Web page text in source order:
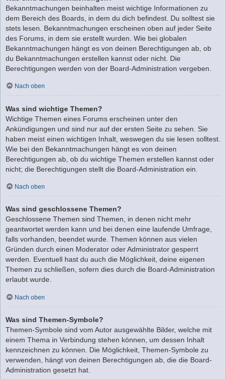
Bekanntmachungen beinhalten meist wichtige Informationen zu
dem Bereich des Boards, in dem du dich befindest. Du solltest sie
stets lesen. Bekanntmachungen erscheinen oben auf jeder Seite
des Forums, in dem sie erstellt wurden. Wie bei globalen
Bekanntmachungen hängt es von deinen Berechtigungen ab, ob
du Bekanntmachungen erstellen kannst oder nicht. Die
Berechtigungen werden von der Board-Administration vergeben.
Nach oben
Was sind wichtige Themen?
Wichtige Themen eines Forums erscheinen unter den
Ankündigungen und sind nur auf der ersten Seite zu sehen. Sie
haben meist einen wichtigen Inhalt, weswegen du sie lesen solltest.
Wie bei den Bekanntmachungen hängt es von deinen
Berechtigungen ab, ob du wichtige Themen erstellen kannst oder
nicht; die Berechtigungen stellt die Board-Administration ein.
Nach oben
Was sind geschlossene Themen?
Geschlossene Themen sind Themen, in denen nicht mehr
geantwortet werden kann und bei denen eine laufende Umfrage,
falls vorhanden, beendet wurde. Themen können aus vielen
Gründen durch einen Moderator oder Administrator gesperrt
werden. Eventuell hast du auch die Möglichkeit, deine eigenen
Themen zu schließen, sofern dies durch die Board-Administration
erlaubt wurde.
Nach oben
Was sind Themen-Symbole?
Themen-Symbole sind vom Autor ausgewählte Bilder, welche mit
einem Thema in Verbindung stehen können, um dessen Inhalt
kennzeichnen zu können. Die Möglichkeit, Themen-Symbole zu
verwenden, hängt von deinen Berechtigungen ab, die die Board-
Administration gesetzt hat.